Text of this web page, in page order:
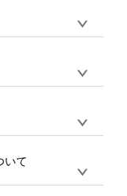
せん。AIで保存
ロードして下さ
、メールなど
、製作数量が
担当が、デザイ
サー
個以下の場合
ださい)
者・伝票番号を
ので、直接配送業
い致します。
50%)が適用され
金額の1％が1ポ
注文時に1ポイ
けます。ポイン
れ、次回ご注文時
（Tシャツのホ
ュラル、ホワイト
いて